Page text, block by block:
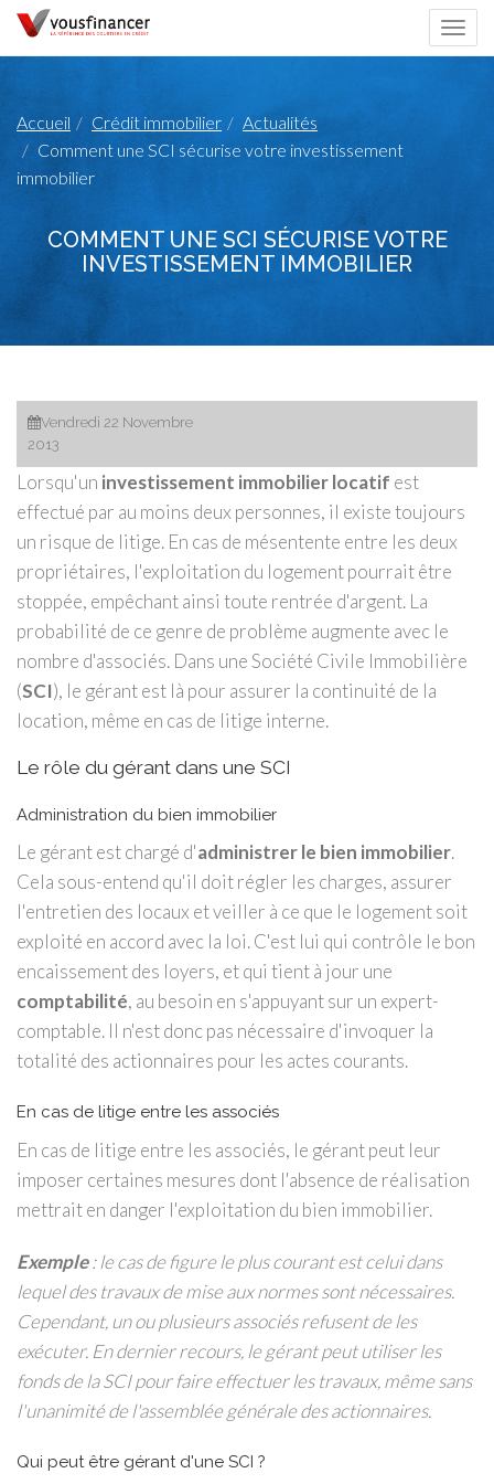
Accueil Crédit immobilier
Actualités
Comment une SCI sécurise votre investissement
immobilier
COMMENT UNE SCI SÉCURISE VOTRE
INVESTISSEMENT IMMOBILIER
Vendredi 22 Novembre
2013
Lorsqu'un investissement immobilier locatif est
effectué par au moins deux personnes, il existe toujours
un risque de litige. En cas de mésentente entre les deux
propriétaires, l'exploitation du logement pourrait être
stoppée, empêchant ainsi toute rentrée d'argent. La
probabilité de ce genre de problème augmente avec le
nombre d'associés. Dans une Société Civile Immobilière
(SCI), le gérant est là pour assurer la continuité de la
location, même en cas de litige interne.
Le rôle du gérant dans une SCI
Administration du bien immobilier
Le gérant est chargé d'administrer le bien immobilier.
Cela sous-entend qu'il doit régler les charges, assurer
l'entretien des locaux et veiller à ce que le logement soit
exploité en accord avec la loi. C'est lui qui contrôle le bon
encaissement des loyers, et qui tient à jour une
comptabilité, au besoin en s'appuyant sur un expert-
comptable. Il n'est donc pas nécessaire d'invoquer la
totalité des actionnaires pour les actes courants.
En cas de litige entre les associés
En cas de litige entre les associés, le gérant peut leur
imposer certaines mesures dont l'absence de réalisation
mettrait en danger l'exploitation du bien immobilier.
Exemple: le cas de figure le plus courant est celui dans
lequel des travaux de mise aux normes sont nécessaires.
Cependant, un ou plusieurs associés refusent de les
exécuter. En dernier recours, le gérant peut utiliser les
fonds de la SCI pour faire effectuer les travaux, même sans
l'unanimité de l'assemblée générale des actionnaires.
Qui peut être gérant d'une SCI ?